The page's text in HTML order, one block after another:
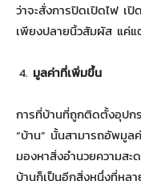
ว่าจะสั่งการปิดเปิดไฟ เ
เพียงปลายนิ้วสัมผัส แค่แ
มูลค่าที่เพิ่มขึ้น
การที่บ้านที่ถูกติดตั้งอุปก
“บ้าน” นั้นสามารถอัพมูล
มองหาสิ่งอำนวยความสะ
บ้านก็เป็นอีกสิ่งหนึ่งที่หล